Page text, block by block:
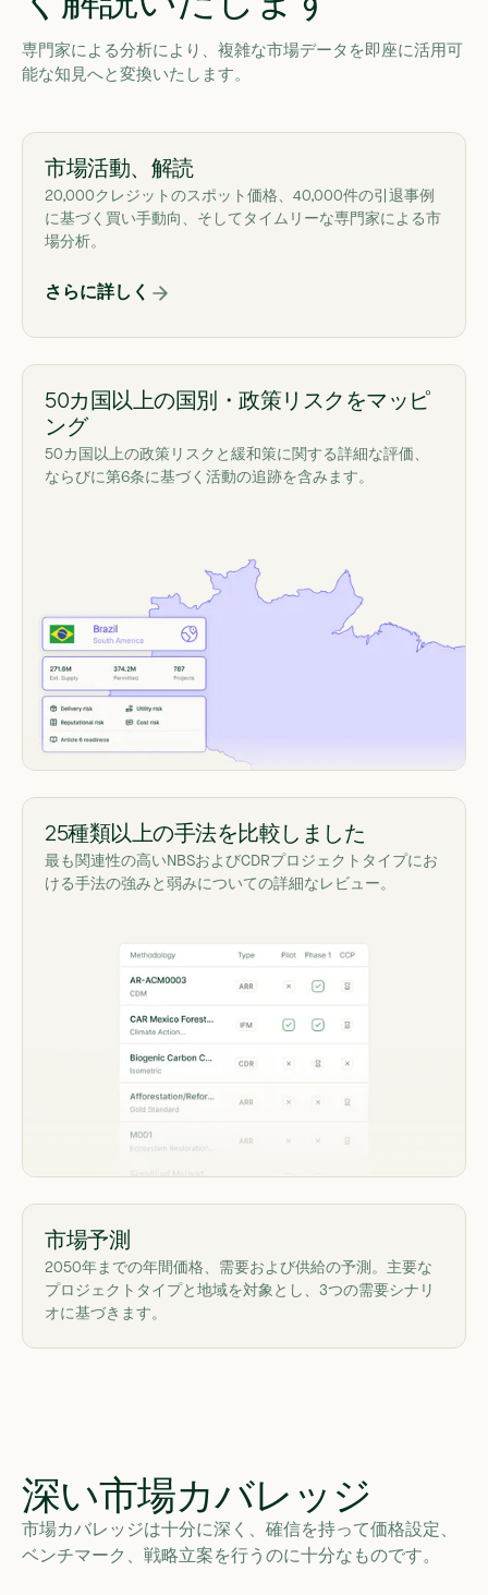
専門家による分析により、複雑な市場データを即座に活用可
能な知見へと変換いたします。
市場活動、解読
20,000クレジットのスポット価格、40,000件の引退事例
に基づく買い手動向、そしてタイムリーな専門家による市
場分析。
さらに詳しく
50カ国以上の国別・政策リスクをマッピ
ング
50カ国以上の政策リスクと緩和策に関する詳細な評価、
ならびに第6条に基づく活動の追跡を含みます。
25種類以上の手法を比較しました
最も関連性の高いNBSおよびCDRプロジェクトタイプにお
ける手法の強みと弱みについての詳細なレビュー。
市場予測
2050年までの年間価格、需要および供給の予測。主要な
プロジェクトタイプと地域を対象とし、3つの需要シナリ
オに基づきます。
深い市場カバレッジ
市場カバレッジは十分に深く、確信を持って価格設定、
ベンチマーク、戦略立案を行うのに十分なものです。